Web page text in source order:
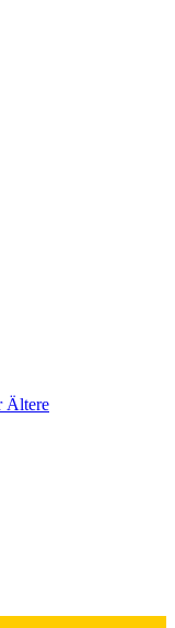
Ältere